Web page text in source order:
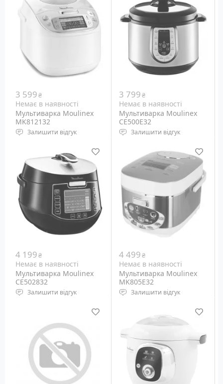
Програми: 22 шт
Програми: 21 шт
3 599₴
Немає в наявності
Мультиварка Moulinex
MK812132
Залишити відгук
Місткість: 5 л
Програми: 45
3 799₴
Немає в наявності
Мультиварка Moulinex
CE500E32
Залишити відгук
Місткість: 5 л
Програми: 21
4 199₴
Немає в наявності
Мультиварка Moulinex
CE502832
Залишити відгук
4 499₴
Немає в наявності
Мультиварка Moulinex
MK805E32
Залишити відгук